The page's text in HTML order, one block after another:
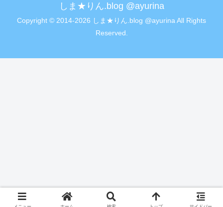
しま★りん.blog @ayurina
Copyright © 2014-2026 しま★りん.blog @ayurina All Rights
Reserved.